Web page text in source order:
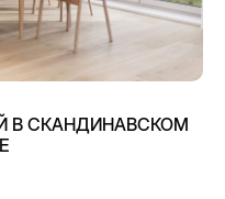
В СКАНДИНАВСКОМ